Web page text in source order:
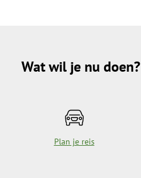
Wat wil je nu doen?
Plan je reis